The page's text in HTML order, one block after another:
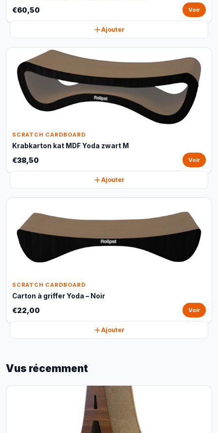
€60,50 Voir
Ajouter
SCRATCH CARDBOARD
Krabkarton kat MDF Yoda zwart M
€38,50 Voir
Ajouter
SCRATCH CARDBOARD
Carton à griffer Yoda – Noir
€22,00 Voir
Ajouter
Vus récemment